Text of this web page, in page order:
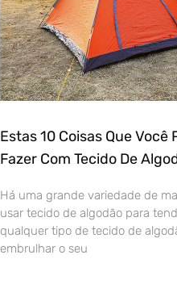
Estas 10 Coisas Que Você
Fazer Com Tecido De
Há uma grande variedade de
usar tecido de algodão para
qualquer tipo de tecido de
embrulhar o seu